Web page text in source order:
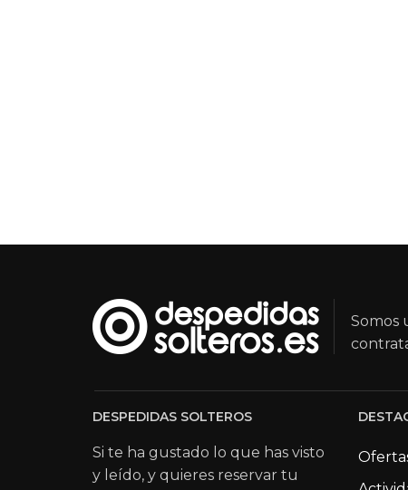
Somos
DESPEDIDAS SOLTEROS
Si te ha gustado lo que has visto
y leído, y quieres reservar tu